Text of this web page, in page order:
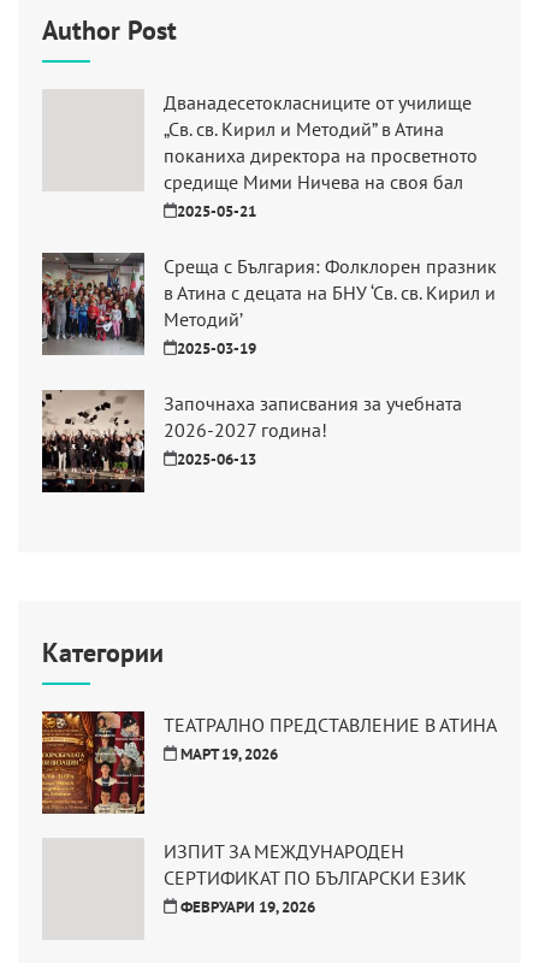
Author Post
Дванадесетокласниците от училище
„Св. св. Кирил и Методий” в Атина
поканиха директора на просветното
средище Мими Ничева на своя бал
2025-05-21
Среща с България: Фолклорен празник
в Атина с децата на БНУ ‘Св. св. Кирил и
Методий’
2025-03-19
Започнаха записвания за учебната
2026-2027 година!
2025-06-13
Категории
ТЕАТРАЛНО ПРЕДСТАВЛЕНИЕ В АТИНА
МАРТ 19, 2026
ИЗПИТ ЗА МЕЖДУНАРОДЕН
СЕРТИФИКАТ ПО БЪЛГАРСКИ ЕЗИК
ФЕВРУАРИ 19, 2026